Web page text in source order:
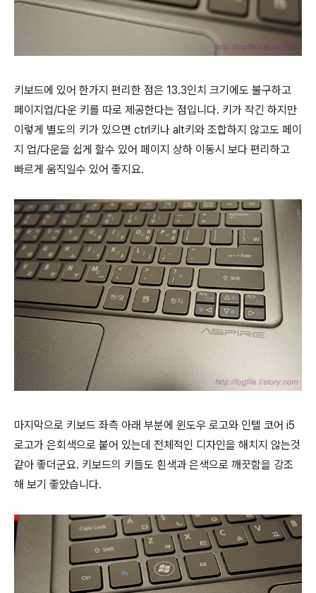
키보드에 있어 한가지 편리한 점은 13.3인치 크기에도 불구하고
페이지업/다운 키를 따로 제공한다는 점입니다. 키가 작긴 하지만
이렇게 별도의 키가 있으면 ctrl키나 alt키와 조합하지 않고도 페이
지 업/다운을 쉽게 할수 있어 페이지 상하 이동시 보다 편리하고
빠르게 움직일수 있어 좋지요.
마지막으로 키보드 좌측 아래 부분에 윈도우 로고와 인텔 코어 i5
로고가 은회색으로 붙어 있는데 전체적인 디자인을 해치지 않는것
같아 좋더군요. 키보드의 키들도 흰색과 은색으로 깨끗함을 강조
해 보기 좋았습니다.